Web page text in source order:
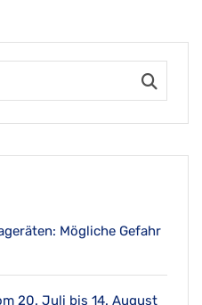
Mögliche Gefahr
20. Juli bis 14. August